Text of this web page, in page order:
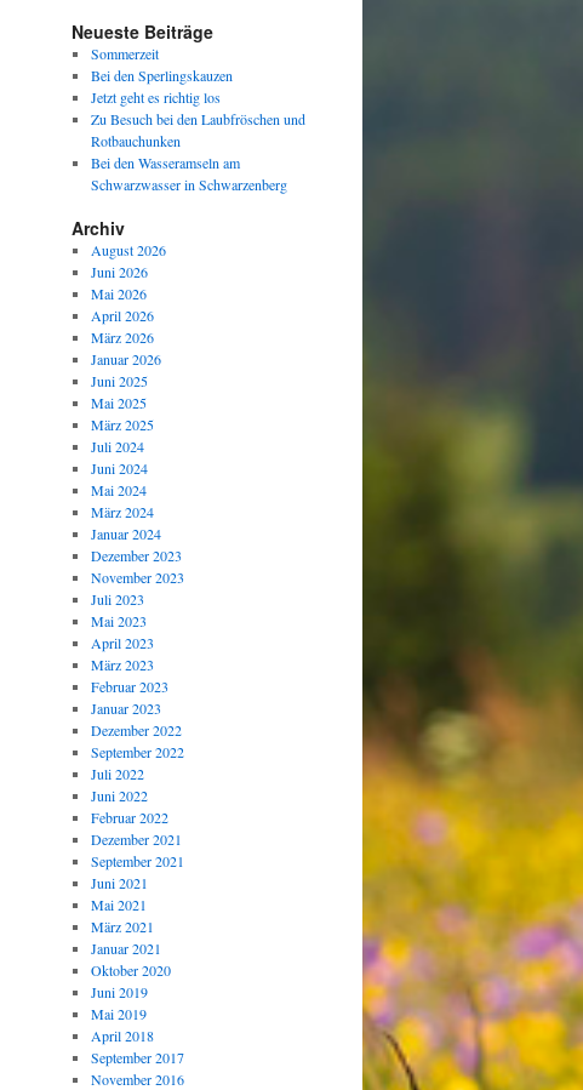
Neueste Beiträge
Sommerzeit
Bei den Sperlingskauzen
Jetzt geht es richtig los
Zu Besuch bei den Laubfröschen und
Rotbauchunken
Bei den Wasseramseln am
Schwarzwasser in Schwarzenberg
Archiv
August 2026
Juni 2026
Mai 2026
April 2026
März 2026
Januar 2026
Juni 2025
Mai 2025
März 2025
Juli 2024
Juni 2024
Mai 2024
März 2024
Januar 2024
Dezember 2023
November 2023
Juli 2023
Mai 2023
April 2023
März 2023
Februar 2023
Januar 2023
Dezember 2022
September 2022
Juli 2022
Juni 2022
Februar 2022
Dezember 2021
September 2021
Juni 2021
Mai 2021
März 2021
Januar 2021
Oktober 2020
Juni 2019
Mai 2019
April 2018
September 2017
November 2016